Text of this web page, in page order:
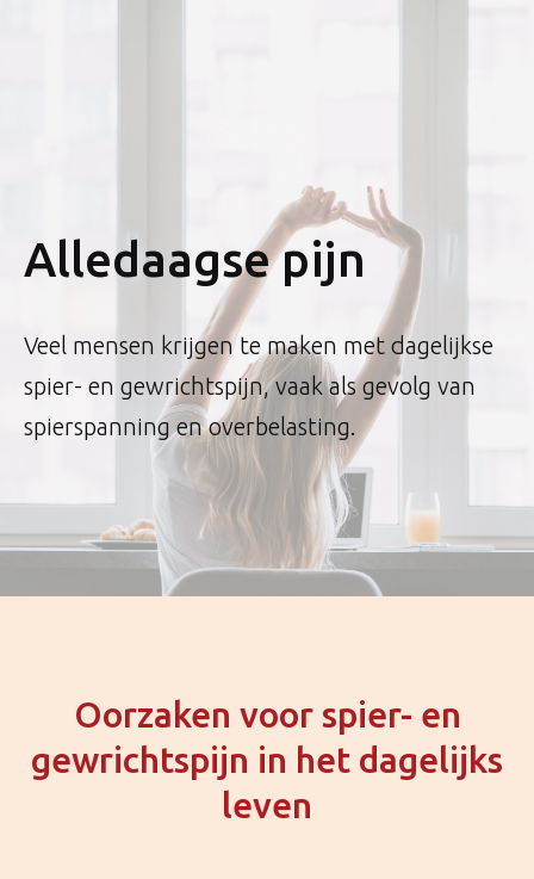
Alledaagse pijn
Veel mensen krijgen te maken met dagelijkse
spier- en gewrichtspijn, vaak als gevolg van
spierspanning en overbelasting.
Oorzaken voor spier- en
gewrichtspijn in het dagelijks
leven